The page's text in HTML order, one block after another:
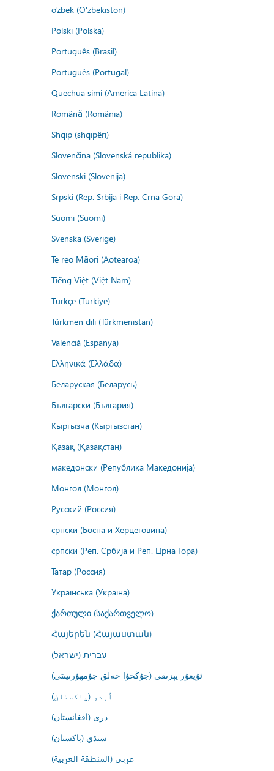
o'zbek (O'zbekiston)
Polski (Polska)
Português (Brasil)
Português (Portugal)
Quechua simi (America Latina)
Română (România)
Shqip (shqipëri)
Slovenčina (Slovenská republika)
Slovenski (Slovenija)
Srpski (Rep. Srbija i Rep. Crna Gora)
Suomi (Suomi)
Svenska (Sverige)
Te reo Māori (Aotearoa)
Tiếng Việt (Việt Nam)
Türkçe (Türkiye)
Türkmen dili (Türkmenistan)
Valencià (Espanya)
Ελληνικά (Ελλάδα)
Беларуская (Беларусь)
Български (България)
Кыргызча (Кыргызстан)
Қазақ (Қазақстан)
македонски (Република Македонија)
Монгол (Монгол)
Русский (Россия)
српски (Босна и Херцеговина)
српски (Реп. Србија и Реп. Црна Гора)
Татар (Россия)
Українська (Україна)
ქართული (საქართველო)
Հայերեն (Հայաստան)
עברית (ישראל)
ئۇيغۇر يېزىقى (جۇڭخۇا خەلق جۇمھۇرىيىتى)
اُردو (پاکستان)
درى (افغانستان)
سنڌي (پاکستان)
عربي (المنطقة العربية)